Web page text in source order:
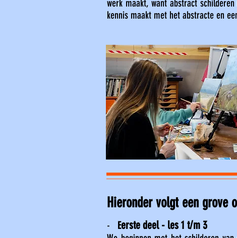
werk maakt, wantabstract
kennis maakt met het abstracte en
Hieronder volgt een grove
- Eerste deel- les 1 t/m 3